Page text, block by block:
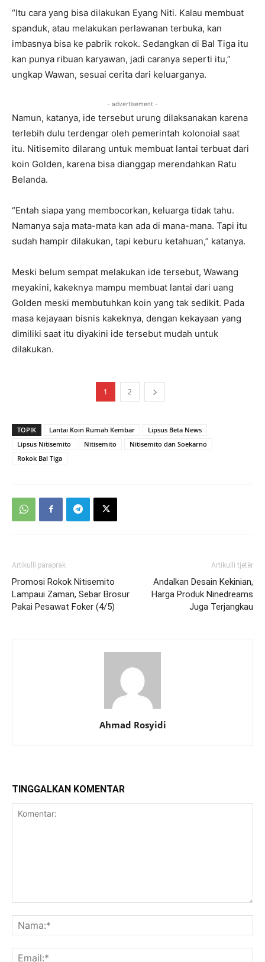
“Itu cara yang bisa dilakukan Eyang Niti. Kalau membuat
spanduk, atau melakukan perlawanan terbuka, kan
imbasnya bisa ke pabrik rokok. Sedangkan di Bal Tiga itu
kan punya ribuan karyawan, jadi caranya seperti itu,”
ungkap Wawan, sesuai cerita dari keluarganya.
- advertisement -
Namun, katanya, ide tersebut urung dilaksanakan karena
terlebih dulu terdengar oleh pemerintah kolonoial saat
itu. Nitisemito dilarang untuk membuat lantai terbuat dari
koin Golden, karena bisa dianggap merendahkan Ratu
Belanda.
“Entah siapa yang membocorkan, keluarga tidak tahu.
Namanya saja mata-mata kan ada di mana-mana. Tapi itu
sudah hampir dilakukan, tapi keburu ketahuan,” katanya.
Meski belum sempat melakukan ide tersebut, Wawang
meyakini, kakeknya mampu membuat lantai dari uang
Golden meski membutuhkan koin yang tak sedikit. Pada
masa kejayaan bisnis kakeknya, dengan kekayaan yang
dimiliki saat itu diyakini ide tersebut mudah untuk
dilakukan.
1 2
TOPIK Lantai Koin Rumah Kembar
Lipsus Beta News
Lipsus Nitisemito
Nitisemito
Nitisemito dan Soekarno
Rokok Bal Tiga
Artikulli paraprak
Promosi Rokok Nitisemito
Lampaui Zaman, Sebar Brosur
Pakai Pesawat Foker (4/5)
Artikulli tjetër
Andalkan Desain Kekinian,
Harga Produk Ninedreams
Juga Terjangkau
Ahmad Rosyidi
TINGGALKAN KOMENTAR